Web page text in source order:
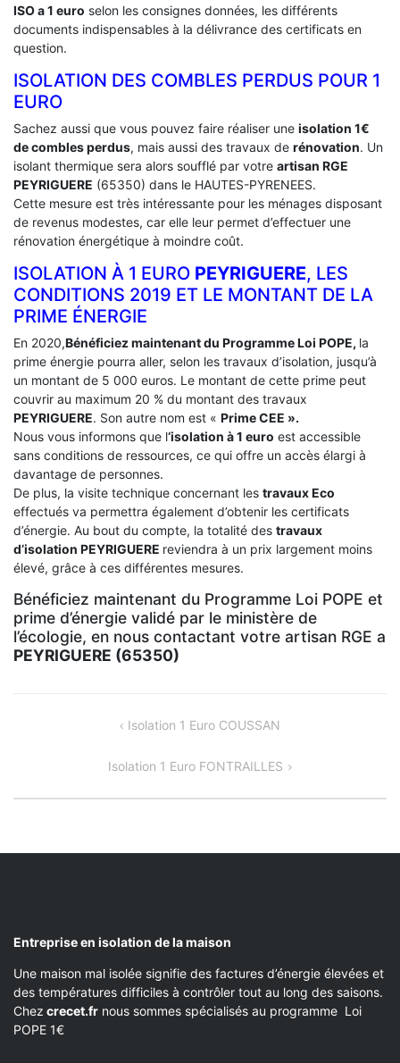
ISO a 1 euro selon les consignes données, les différents
documents indispensables à la délivrance des certificats en
question.
ISOLATION DES COMBLES PERDUS POUR 1
EURO
Sachez aussi que vous pouvez faire réaliser une isolation 1€
de combles perdus, mais aussi des travaux de rénovation. Un
isolant thermique sera alors soufflé par votre artisan RGE
PEYRIGUERE (65350) dans le HAUTES-PYRENEES.
Cette mesure est très intéressante pour les ménages disposant
de revenus modestes, car elle leur permet d’effectuer une
rénovation énergétique à moindre coût.
ISOLATION À 1 EURO PEYRIGUERE, LES
CONDITIONS 2019 ET LE MONTANT DE LA
PRIME ÉNERGIE
En 2020,Bénéficiez maintenant du Programme Loi POPE, la
prime énergie pourra aller, selon les travaux d’isolation, jusqu’à
un montant de 5 000 euros. Le montant de cette prime peut
couvrir au maximum 20 % du montant des travaux
PEYRIGUERE. Son autre nom est « Prime CEE ».
Nous vous informons que l‘isolation à 1 euro est accessible
sans conditions de ressources, ce qui offre un accès élargi à
davantage de personnes.
De plus, la visite technique concernant les travaux Eco
effectués va permettra également d’obtenir les certificats
d’énergie. Au bout du compte, la totalité des travaux
d’isolation PEYRIGUERE reviendra à un prix largement moins
élevé, grâce à ces différentes mesures.
Bénéficiez maintenant du Programme Loi POPE et
prime d’énergie validé par le ministère de
l’écologie, en nous contactant votre artisan RGE a
PEYRIGUERE (65350)
NAVIGATION Isolation 1 Euro COUSSAN
Isolation 1 Euro FONTRAILLES
Entreprise en isolation de la maison
Une maison mal isolée signifie des factures d’énergie élevées et
des températures difficiles à contrôler tout au long des saisons.
Chez crecet.fr nous sommes spécialisés au programme Loi
POPE 1€